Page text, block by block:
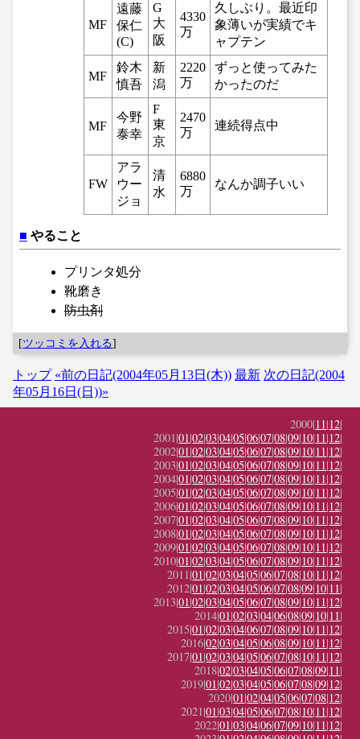
MF
遠藤
保仁
(C)
G
大
阪
4330
万
久しぶり。最近印
象薄いが実績でキ
ャプテン
MF
鈴木
慎吾
新
潟
2220
万
ずっと使ってみた
かったのだ
MF
今野
泰幸
F
東
京
2470
万
連続得点中
FW
アラ
ウー
ジョ
清
水
6880
万
なんか調子いい
■ やること
プリンタ処分
靴磨き
防虫剤
[ツッコミを入れる]
トップ «前の日記(2004年05月13日(木)) 最新 次の日記(2004
年05月16日(日))»
2000|11|12|
2001|01|02|03|04|05|06|07|08|09|10|11|12|
2002|01|02|03|04|05|06|07|08|09|10|11|12|
2003|01|02|03|04|05|06|07|08|09|10|11|12|
2004|01|02|03|04|05|06|07|08|09|10|11|12|
2005|01|02|03|04|05|06|07|08|09|10|11|12|
2006|01|02|03|04|05|06|07|08|09|10|11|12|
2007|01|02|03|04|05|06|07|08|09|10|11|12|
2008|01|02|03|04|05|06|07|08|09|10|11|12|
2009|01|02|03|04|05|06|07|08|09|10|11|12|
2010|01|02|03|04|05|06|07|08|09|10|11|12|
2011|01|02|03|04|05|06|07|08|10|11|12|
2012|01|02|03|04|05|06|07|08|09|10|11|
2013|01|02|03|04|05|06|07|08|09|10|11|12|
2014|01|02|03|04|06|08|09|10|11|
2015|01|02|03|04|06|07|08|09|10|11|12|
2016|02|03|04|05|06|08|09|10|11|12|
2017|01|02|03|04|05|06|07|08|10|11|12|
2018|02|03|04|05|06|07|08|09|11|
2019|01|02|03|04|05|06|07|08|09|12|
2020|01|02|04|05|06|07|08|12|
2021|01|03|04|05|06|07|08|10|11|12|
2022|01|03|04|06|07|09|10|11|12|